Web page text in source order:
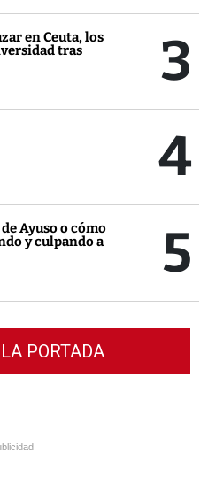
en Ceuta, los
tras
3
4
Ayuso o cómo
y culpando a
5
PORTADA